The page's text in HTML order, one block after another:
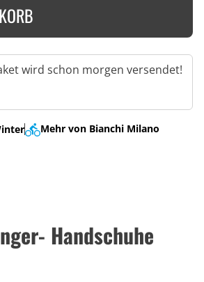
wird schon morgen versendet!
Mehr von Bianchi Milano
Handschuhe